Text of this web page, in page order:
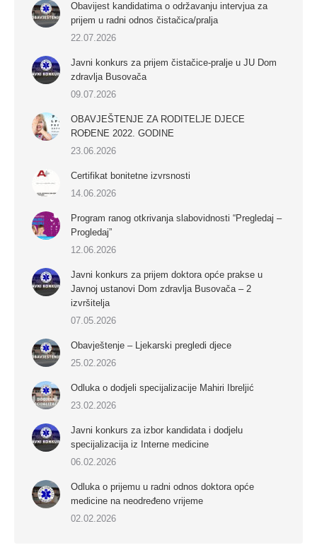
Obavijest kandidatima o održavanju intervjua za
prijem u radni odnos čistačica/pralja
22.07.2026
Javni konkurs za prijem čistačice-pralje u JU Dom
zdravlja Busovača
09.07.2026
OBAVJEŠTENJE ZA RODITELJE DJECE
ROĐENE 2022. GODINE
23.06.2026
Certifikat bonitetne izvrsnosti
14.06.2026
Program ranog otkrivanja slabovidnosti “Pregledaj –
Progledaj”
12.06.2026
Javni konkurs za prijem doktora opće prakse u
Javnoj ustanovi Dom zdravlja Busovača – 2
izvršitelja
07.05.2026
Obavještenje – Ljekarski pregledi djece
25.02.2026
Odluka o dodjeli specijalizacije Mahiri Ibreljić
23.02.2026
Javni konkurs za izbor kandidata i dodjelu
specijalizacija iz Interne medicine
06.02.2026
Odluka o prijemu u radni odnos doktora opće
medicine na neodređeno vrijeme
02.02.2026